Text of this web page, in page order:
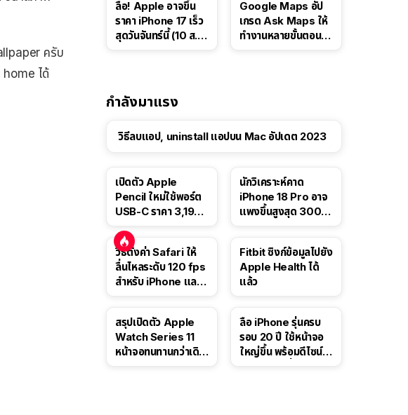
ครับ
home ได้
ลือ! Apple อาจขึ้น
ราคา iPhone 17 เร็ว
สุดวันจันทร์นี้ (10 ส.ค.
Google Maps อัป
เกรด Ask Maps ให้
ทำงานหลายขั้นตอนได้
กำลังมาแรง
วิธีลบแอป, uninstall แอปบน Mac อัปเดต 2023
เปิดตัว Apple
Pencil ใหม่ใช้พอร์ต
USB-C ราคา 3,190
นี้
นักวิเคราะห์คาด
iPhone 18 Pro อาจ
แพงขึ้นสูงสุด 300
วิธีตั้งค่า Safari ให้
ลื่นไหลระดับ 120 fps
สำหรับ iPhone และ
Fitbit ซิงก์ข้อมูลไปยัง
Apple Health ได้
แล้ว
สรุปเปิดตัว Apple
Watch Series 11
หน้าจอทนทานกว่าเดิม
ลือ iPhone รุ่นครบ
รอบ 20 ปี ใช้หน้าจอ
ใหญ่ขึ้น พร้อมดีไซน์ไร้